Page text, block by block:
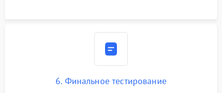
6. Финальное тестирование